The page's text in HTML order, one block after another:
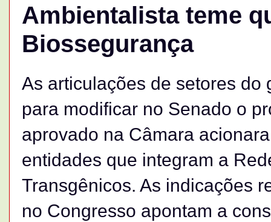
Ambientalista teme
Biossegurança
As articulações de setores do
para modificar no Senado o
aprovado na Câmara
entidades que integram a
Transgênicos. As indicações
no Congresso apontam a